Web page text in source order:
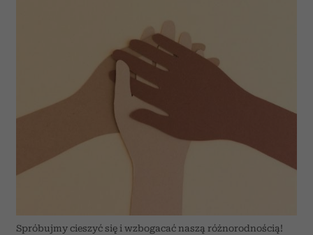
Spróbujmy cieszyć się i wzbogacać naszą różnorodnością!